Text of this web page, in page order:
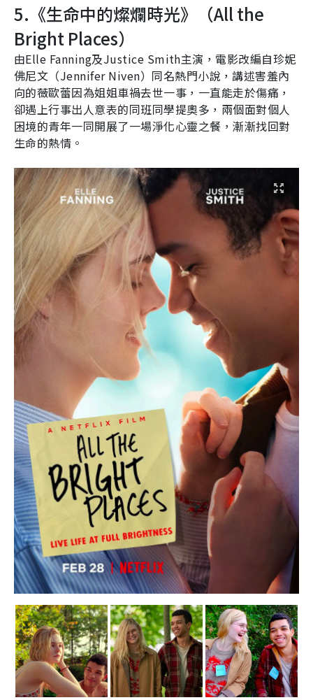
5. 《生命中的燦爛時光》（All the
Bright Places）
由Elle Fanning及Justice Smith主演，電影改編自珍妮
佛尼文（Jennifer Niven）同名熱門小說，講述害羞內
向的薇歐蕾因為姐姐車禍去世一事，一直能走於傷痛，
卻遇上行事出人意表的同班同學提奧多，兩個面對個人
困境的青年一同開展了一場淨化心靈之餐，漸漸找回對
生命的熱情。